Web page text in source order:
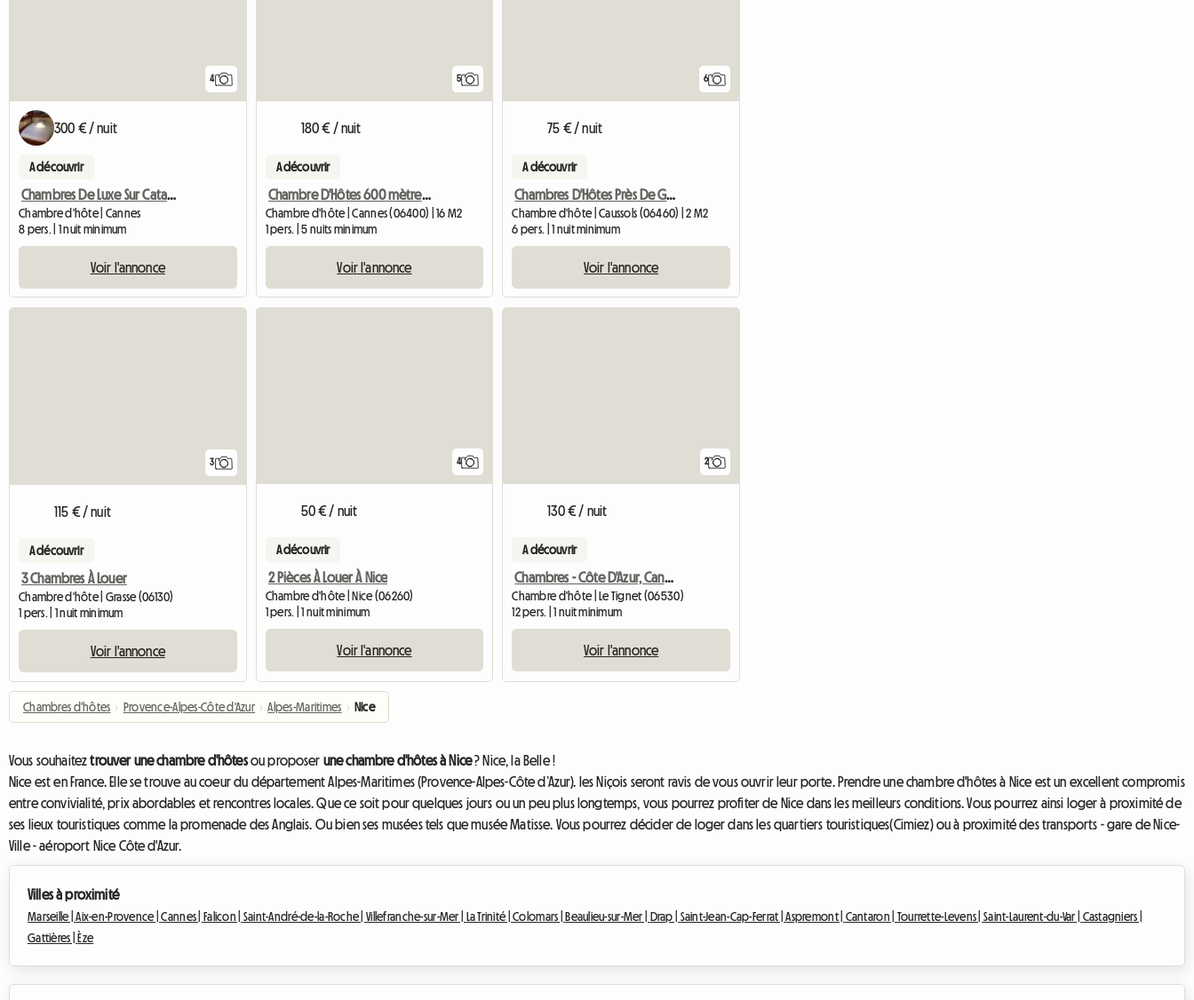
4
300 € / nuit
A découvrir
Chambres De Luxe Sur Catamaran
Chambre d'hôte | Cannes
8 pers. | 1 nuit minimum
Voir l'annonce
5
180 € / nuit
A découvrir
Chambre D'Hôtes 600 mètres Palais des Festivals.
Chambre d'hôte | Cannes (06400) | 16 M2
1 pers. | 5 nuits minimum
Voir l'annonce
6
75 € / nuit
A découvrir
Chambres D'Hôtes Près De Grasse
Chambre d'hôte | Caussols (06460) | 2 M2
6 pers. | 1 nuit minimum
Voir l'annonce
3
115 € / nuit
A découvrir
3 Chambres À Louer
Chambre d'hôte | Grasse (06130)
1 pers. | 1 nuit minimum
Voir l'annonce
4
50 € / nuit
A découvrir
2 Pièces À Louer À Nice
Chambre d'hôte | Nice (06260)
1 pers. | 1 nuit minimum
Voir l'annonce
2
130 € / nuit
A découvrir
Chambres - Côte D'Azur, Cannes, Grasse
Chambre d'hôte | Le Tignet (06530)
12 pers. | 1 nuit minimum
Voir l'annonce
Chambres d'hôtes › Provence-Alpes-Côte d'Azur › Alpes-Maritimes › Nice
Vous souhaiteztrouver une chambre d'hôtesou proposer une chambre d'hôtes à Nice? Nice, la Belle !
Nice est en France. Elle se trouve au coeur du département Alpes-Maritimes (Provence-Alpes-Côte d’Azur). les Niçois seront ravis de vous ouvrir leur porte. Prendre une chambre d'hôtes à Nice est un excellent compromis
entre convivialité, prix abordables et rencontres locales. Que ce soit pour quelques jours ou un peu plus longtemps, vous pourrez profiter de Nice dans les meilleurs conditions. Vous pourrez ainsi loger à proximité de
ses lieux touristiques comme la promenade des Anglais. Ou bien ses musées tels que musée Matisse. Vous pourrez décider de loger dans les quartiers touristiques(Cimiez) ou à proximité des transports - gare de Nice-
Ville - aéroport Nice Côte d'Azur.
Villes à proximité
Marseille |Aix-en-Provence |Cannes | Falicon | Saint-André-de-la-Roche |Villefranche-sur-Mer | La Trinité |Colomars |Beaulieu-sur-Mer | Drap | Saint-Jean-Cap-Ferrat |Aspremont | Cantaron | Tourrette-Levens |Saint-Laurent-du-Var | Castagniers |
Gattières |Èze